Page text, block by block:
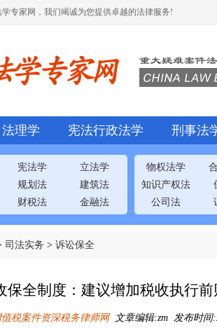
专家网，我们竭诚为您提供卓越的法律服务!
法理学 宪法行政法学 刑事法
宪法学
立法学
规划法
建筑法
财税法 金融法
物权法学
知识产权法
公司法
司法实务 > 诉讼保全
保全制度：建议增加税收执行
税案件资深税务律师网文章编辑:zm 发布时间